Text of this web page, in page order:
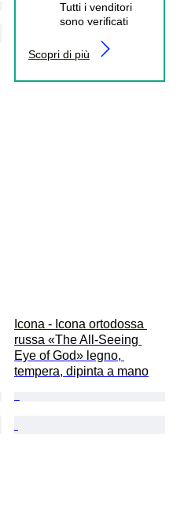
Tutti i venditori
sono verificati
Scopri di più
Icona - Icona ortodossa
russa «The All-Seeing
Eye of God» legno,
tempera, dipinta a mano